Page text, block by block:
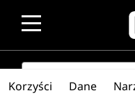
SEARCH
Korzyści Dane